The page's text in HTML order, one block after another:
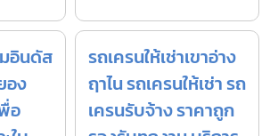
อินดัส
อง
อ
รถเครนให้เช่าเขาอ่าง
ฤาไน รถเครนให้เช่า รถ
เครนรับจ้าง ราคาถูก